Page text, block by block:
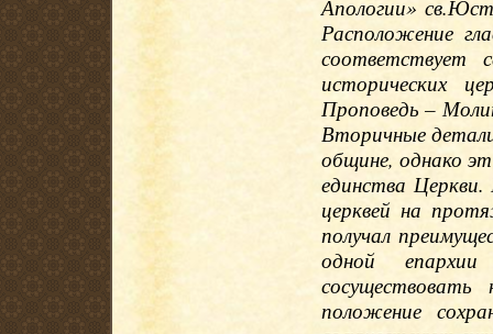
Апологии»
Расположение
соответствует
исторических
Проповедь –
Вторичные
общине, однако
единства
церквей на
получал
одной
сосуществовать
положение